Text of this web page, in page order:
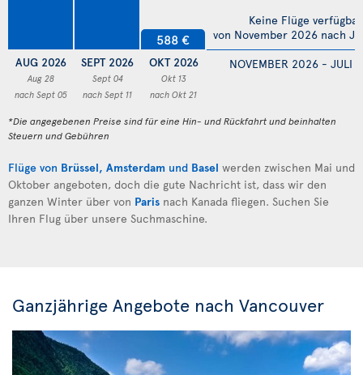
AUG 2026
Aug 28
nach Sept 05
SEPT 2026
Sept 04
nach Sept 11
588 €
OKT 2026
Okt 13
nach Okt 21
NOVEMBER 2026 - JULI
Keine Flüge verfügbar
von November 2026 nach
*Die angegebenen Preise sind für eine Hin- und Rückfahrt und beinhalten
Steuern und Gebühren
Flüge von Brüssel, Amsterdam und Basel werden zwischen Mai und
Oktober angeboten, doch die gute Nachricht ist, dass wir den
ganzen Winter über von Paris nach Kanada fliegen. Suchen Sie
Ihren Flug über unsere Suchmaschine.
Ganzjährige Angebote nach Vancouver